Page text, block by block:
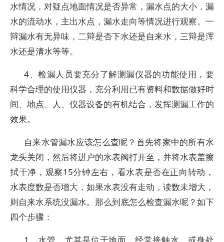
水情况，对疑点地面情况是否异常，漏水点的大小，漏
水的流动水，主出水点，漏水走向等情况进行观察。一
辩漏水有无异味，二辩是否下水还是自来水，三辩是浑
水还是清水等等。
4、检漏人员要充分了解测漏仪器的功能使用，要
科学合理的使用仪器，充分利用已有资料和数据做好时
间、地点、人、仪器设备的有机结合，发挥测漏工作的
效果。
自来水管漏水应该怎么查呢？首先将家中的所有水
龙头关闭，然后将进户的水表阀打开至，并将水表盖擦
拭干净，观察15分钟左右，看水表是否在正向转动，
水表度数是否增大，如果水表没有走动，读数未增大，
则自来水系统没漏水。那么到底怎么检查漏水呢？如下
四个步骤：